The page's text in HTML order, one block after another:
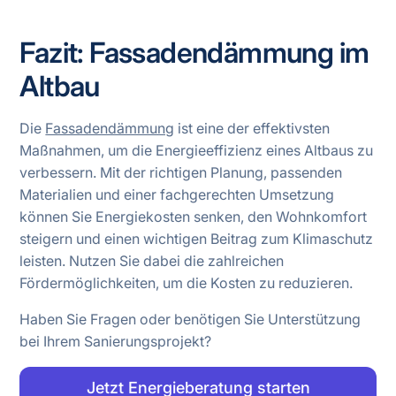
Fazit: Fassadendämmung im
Altbau
Die Fassadendämmung ist eine der effektivsten
Maßnahmen, um die Energieeffizienz eines Altbaus zu
verbessern. Mit der richtigen Planung, passenden
Materialien und einer fachgerechten Umsetzung
können Sie Energiekosten senken, den Wohnkomfort
steigern und einen wichtigen Beitrag zum Klimaschutz
leisten. Nutzen Sie dabei die zahlreichen
Fördermöglichkeiten, um die Kosten zu reduzieren.
Haben Sie Fragen oder benötigen Sie Unterstützung
bei Ihrem Sanierungsprojekt?
Jetzt Energieberatung starten